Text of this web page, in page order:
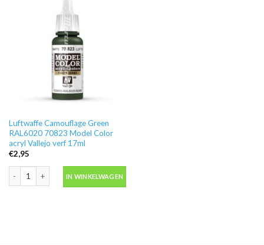
Luftwaffe Camouflage Green
RAL6020 70823 Model Color
acryl Vallejo verf 17ml
€2,95
IN WINKELWAGEN